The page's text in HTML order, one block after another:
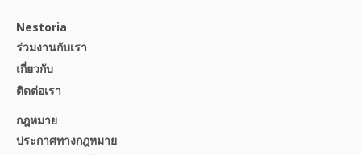
Nestoria
ร่วมงานกับเรา
เกี่ยวกับ
ติดต่อเรา
กฎหมาย
ประกาศทางกฎหมาย